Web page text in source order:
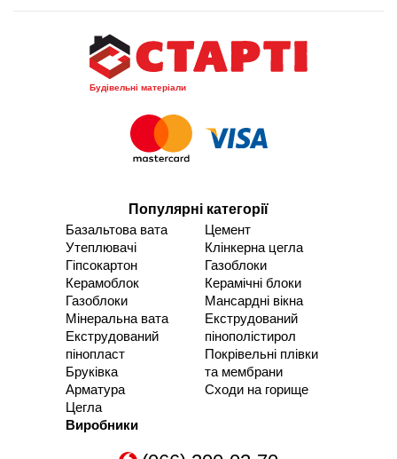
Будівельні матеріали
Популярні категорії
Базальтова вата
Утеплювачі
Гіпсокартон
Керамоблок
Газоблоки
Мінеральна вата
Екструдований
пінопласт
Бруківка
Арматура
Цегла
Цемент
Клінкерна цегла
Газоблоки
Керамічні блоки
Мансардні вікна
Екструдований
пінополістирол
Покрівельні плівки
та мембрани
Сходи на горище
Виробники